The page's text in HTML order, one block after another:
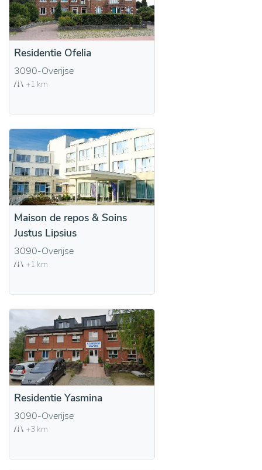
Residentie Ofelia
3090-Overijse
+1 km
Maison de repos & Soins
Justus Lipsius
3090-Overijse
+1 km
Residentie Yasmina
3090-Overijse
+3 km